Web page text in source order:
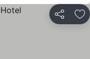
Partilhar